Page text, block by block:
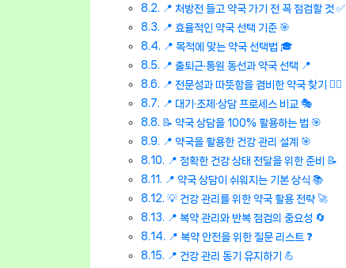
📍 처방전 들고 약국 가기 전 꼭 점검할 것 ✅
📍 효율적인 약국 선택 기준 🎯
📍 목적에 맞는 약국 선택법 🎓
📍 출퇴근·통원 동선과 약국 선택 📍
📍 전문성과 따뜻함을 겸비한 약국 찾기 👨‍⚕️
📍 대기·조제·상담 프로세스 비교 🎭
📝 약국 상담을 100% 활용하는 법 🎯
📍 약국을 활용한 건강 관리 설계 🎯
📍 정확한 건강 상태 전달을 위한 준비 📝
📍 약국 상담이 쉬워지는 기본 상식 📚
💡 건강 관리를 위한 약국 활용 전략 🚀
📍 복약 관리와 반복 점검의 중요성 🔄
📍 복약 안전을 위한 질문 리스트 ❓
📍 건강 관리 동기 유지하기 💪